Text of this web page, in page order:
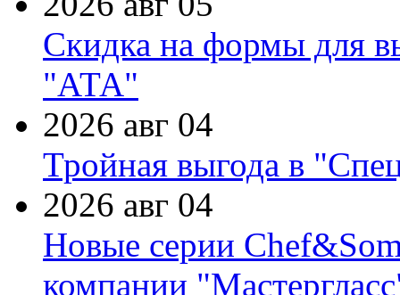
Скидка на формы для
"АТА"
2026 авг 04
Тройная выгода в
2026 авг 04
Новые серии
компании